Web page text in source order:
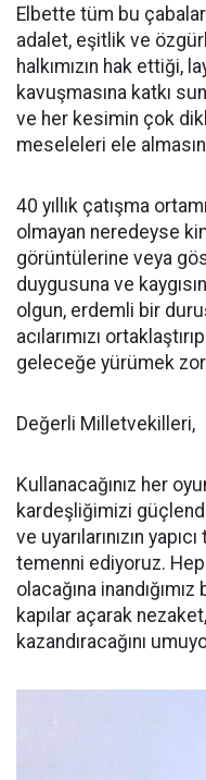
Elbette tüm bu
adalet, eşitlik ve
halkımızın hak ettiği,
kavuşmasına katkı
ve her kesimin çok
meseleleri ele
40 yıllık çatışma
olmayan neredeyse
görüntülerine veya
duygusuna ve
olgun, erdemli bir
acılarımızı
geleceğe yürümek
Değerli Milletvekilleri,
Kullanacağınız her
kardeşliğimizi
ve uyarılarınızın
temenni ediyoruz.
olacağına
kapılar açarak
kazandıracağını